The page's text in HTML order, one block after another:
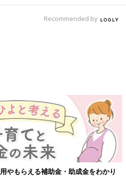
Recommended by
妊婦の感染症対策、知っておいて！